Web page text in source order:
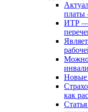
платы
ИТР —
Можно
Новые
как